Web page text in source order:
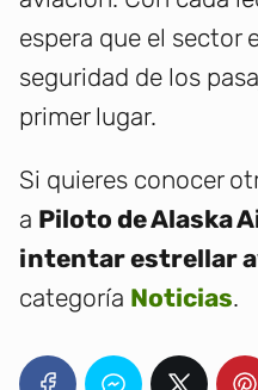
espera que el sector
seguridad de los
primer lugar.
Si quieres conocer
a Piloto de Alaska
intentar estrellar
categoría Noticias.